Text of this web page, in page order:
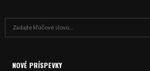
NOVÉ PRÍSPEVKY